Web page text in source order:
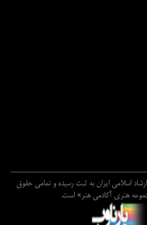
اسلامي ايران به ثبت رسيده و تمامي حقوق
هنري آکادمي هنر» است.